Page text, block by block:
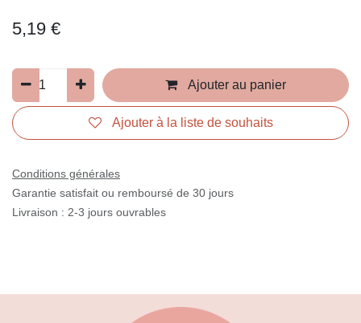
5,19€
Ajouter au panier
Ajouter à la liste de souhaits
Conditions générales
Garantie satisfait ou remboursé de 30 jours
Livraison : 2-3 jours ouvrables